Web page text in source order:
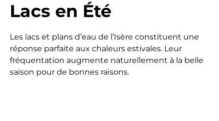
Lacs en Été
Les lacs et plans d’eau de l’Isère constituent une
réponse parfaite aux chaleurs estivales. Leur
fréquentation augmente naturellement à la belle
saison pour de bonnes raisons.